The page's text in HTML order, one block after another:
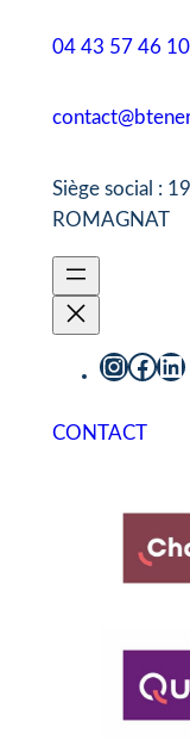
04 43 57 46 10
Siège social :
ROMAGNAT
InstagramFacebook LinkedIn
CONTACT